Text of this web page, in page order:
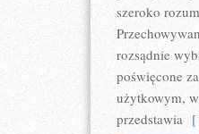
szeroko
rozsądnie
poświęcone
użytkowym,
przedstawia [